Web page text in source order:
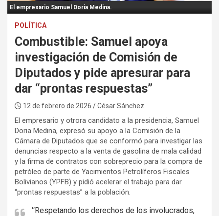
El empresario Samuel Doria Medina.
POLÍTICA
Combustible: Samuel apoya
investigación de Comisión de
Diputados y pide apresurar para
dar “prontas respuestas”
12 de febrero de 2026 / César Sánchez
El empresario y otrora candidato a la presidencia, Samuel
Doria Medina, expresó su apoyo a la Comisión de la
Cámara de Diputados que se conformó para investigar las
denuncias respecto a la venta de gasolina de mala calidad
y la firma de contratos con sobreprecio para la compra de
petróleo de parte de Yacimientos Petrolíferos Fiscales
Bolivianos (YPFB) y pidió acelerar el trabajo para dar
“prontas respuestas” a la población.
“Respetando los derechos de los involucrados,